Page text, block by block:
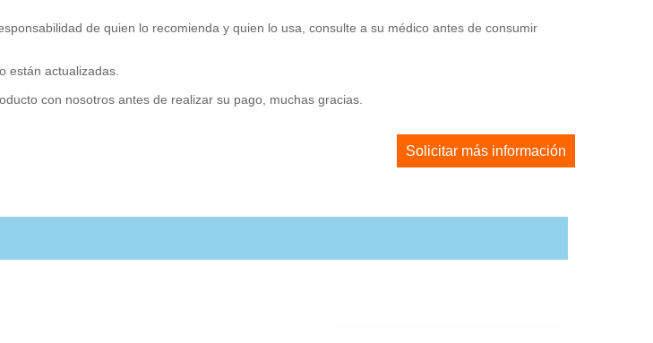
de quien lo recomienda y quien lo usa, consulte a su médico antes de consumir
están actualizadas.
con nosotros antes de realizar su pago, muchas gracias.
Solicitar más información